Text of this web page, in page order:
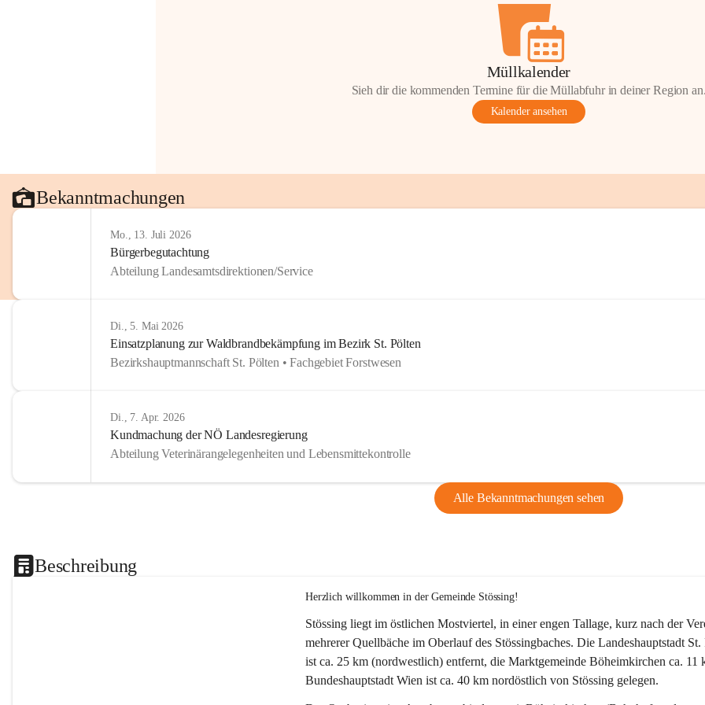
Müllkalender
Sieh dir die kommenden Termine für die Müllabfuhr in deiner Region
Kalender ansehen
Bekanntmachungen
Mo., 13. Juli 2026
Bürgerbegutachtung
Abteilung Landesamtsdirektionen/Service
Di., 5. Mai 2026
Einsatzplanung zur Waldbrandbekämpfung im Bezirk St. Pölten
Bezirkshauptmannschaft St. Pölten • Fachgebiet Forstwesen
Di., 7. Apr. 2026
Kundmachung der NÖ Landesregierung
Abteilung Veterinärangelegenheiten und Lebensmittekontrolle
Alle Bekanntmachungen sehen
Beschreibung
Herzlich willkommen in der Gemeinde Stössing!
Stössing liegt im östlichen Mostviertel, in einer engen Tallage, kurz nach der
mehrerer Quellbäche im Oberlauf des Stössingbaches. Die Landeshauptstadt
ist ca. 25 km (nordwestlich) entfernt, die Marktgemeinde Böheimkirchen ca.
Bundeshauptstadt Wien ist ca. 40 km nordöstlich von Stössing gelegen.